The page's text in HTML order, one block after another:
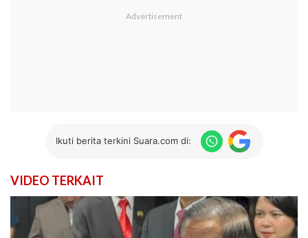
Ikuti berita terkini Suara.com di:
VIDEO TERKAIT